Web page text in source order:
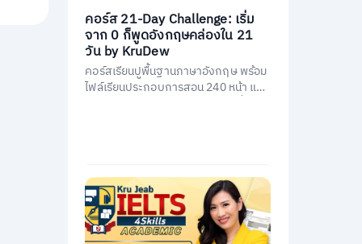
คอร์ส 21-Day Challenge: เริ่ม
จาก 0 ก็พูดอังกฤษคล่องใน 21
วัน by KruDew
คอร์สเรียนปูพื้นฐานภาษาอังกฤษ พร้อม
ไฟล์เรียนประกอบการสอน 240 หน้า และ